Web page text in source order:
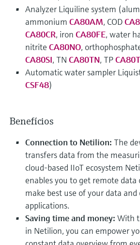
Analyzer Liquiline system
ammonium CA80AM, COD
CA80CR, iron CA80FE, water
nitrite CA80NO,
CA80SI, TN CA80TN, TP
Automatic water sampler
CSF48)
Benefícios
Connection to Netilion: The
transfers data from the
cloud-based IIoT ecosystem
enables you to get remote data
make best use of your data and
applications.
Saving time and money: With
in Netilion, you can empower